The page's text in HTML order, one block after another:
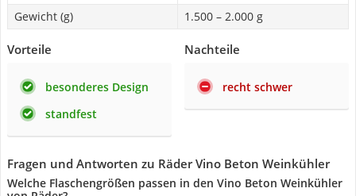
Gewicht (g)
1.500 – 2.000 g
Vorteile
besonderes Design
standfest
Nachteile
recht schwer
Fragen und Antworten zu Räder Vino Beton Weinkühler
Welche Flaschengrößen passen in den Vino Beton Weinkühler